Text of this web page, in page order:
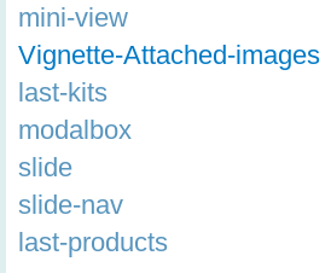
mini-view
Vignette-Attached-images
last-kits
modalbox
slide
slide-nav
last-products